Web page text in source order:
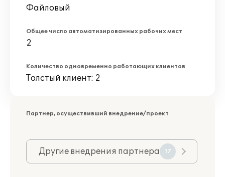
Файловый
Общее число автоматизированных рабочих мест
2
Количество одновременно работающих клиентов
Толстый клиент: 2
Партнер, осуществивший внедрение/проект
Другие внедрения партнера 17